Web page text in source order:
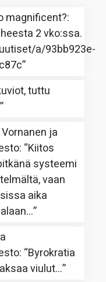
magnificent?:
2 vko:ssa.
a/93bb923e-
”
tuttu
”
Vornanen ja
: “Kiitos
systeemi
vaan
aika
”
: “Byrokratia
viulut…”